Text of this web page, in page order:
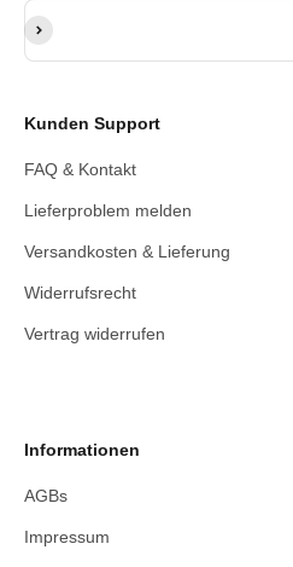
E-Mail-Adresse
Abonnieren
Kunden Support
FAQ & Kontakt
Lieferproblem melden
Versandkosten & Lieferung
Widerrufsrecht
Vertrag widerrufen
Informationen
AGBs
Impressum